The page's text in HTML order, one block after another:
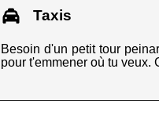
Taxis
Besoin d'un petit tour
pour t'emmener où tu